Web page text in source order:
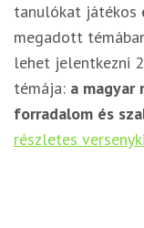
tanulókat játékos
megadott
lehet jelentkezni
témája: a magyar
forradalom és
részletes